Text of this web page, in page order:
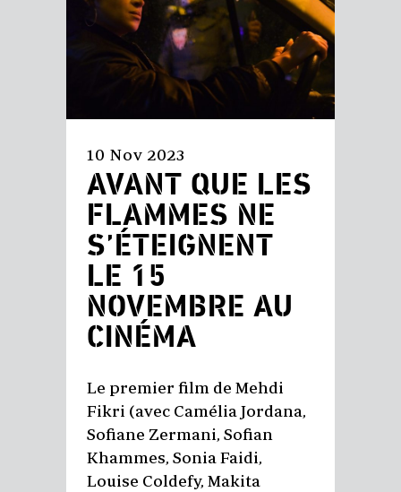
10 Nov 2023
AVANT QUE LES
FLAMMES NE
S’ÉTEIGNENT
LE 15
NOVEMBRE AU
CINÉMA
Le premier film de Mehdi
Fikri (avec Camélia Jordana,
Sofiane Zermani, Sofian
Khammes, Sonia Faidi,
Louise Coldefy, Makita